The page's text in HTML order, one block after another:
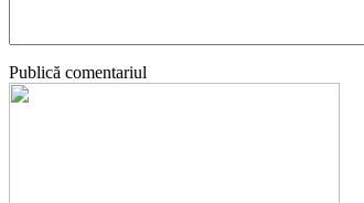
Publică comentariul